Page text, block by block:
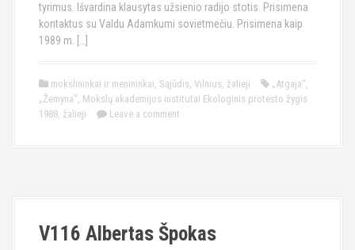
tyrimus. Išvardina klausytas užsienio radijo stotis. Prisimena
kontaktus su Valdu Adamkumi sovietmečiu. Prisimena kaip
1989 m. […]
mokslininkai ir menininkai, Sąjūdis, Vilnius, žalieji „Atgaja“,
„Žemyna“, Mokslų akademijos institutai Ekologinis protesto žygis
1988, žalieji Leave a comment
V116 Albertas Špokas